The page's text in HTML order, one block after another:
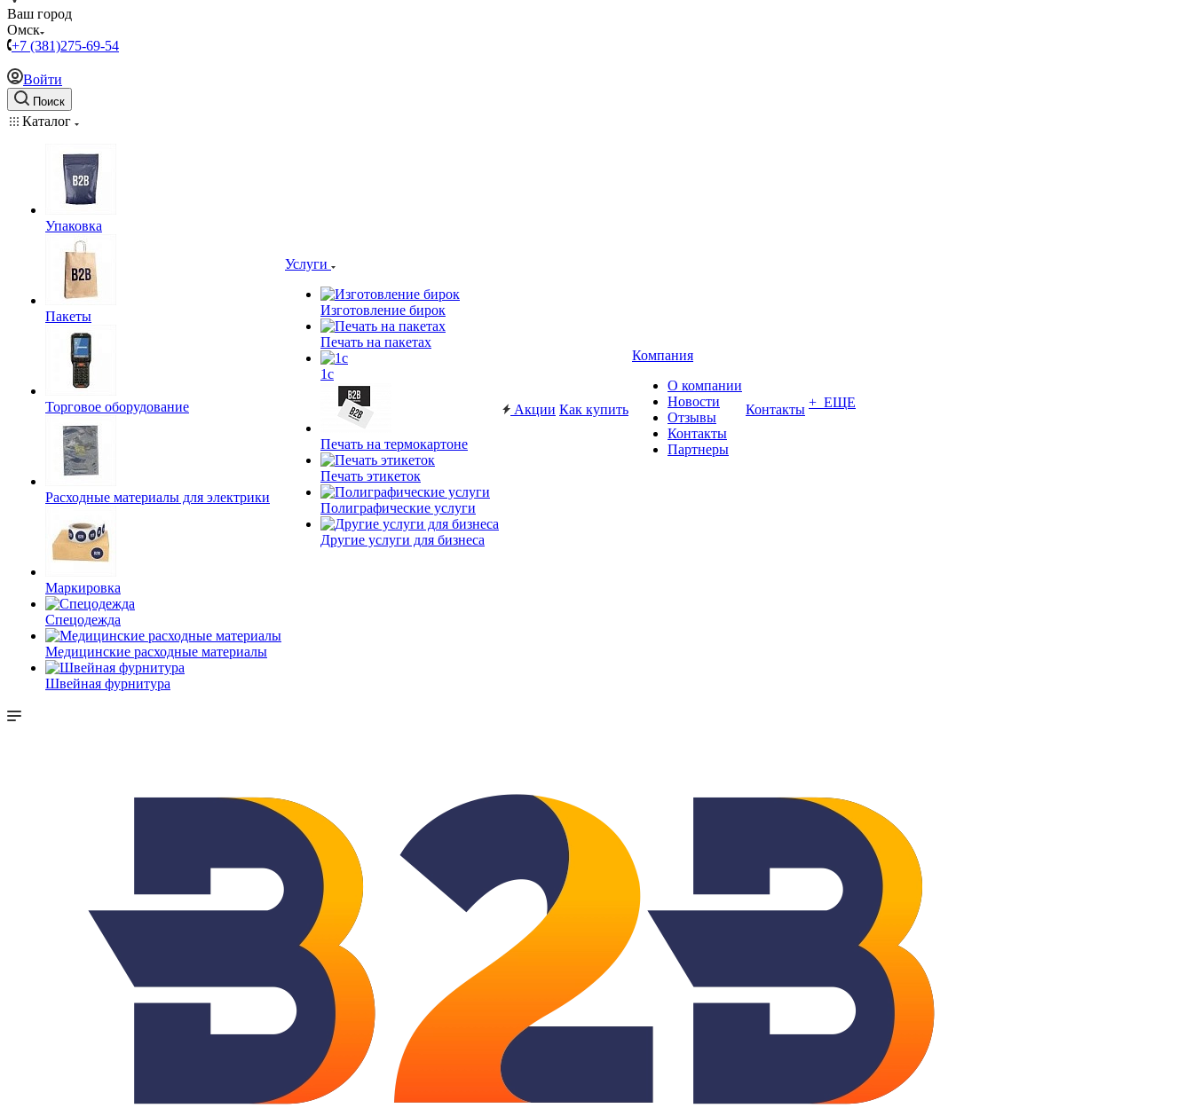
Ваш город
Омск
+7 (381)275-69-54
Войти
Поиск
Каталог
Упаковка
Пакеты
Торговое оборудование
Расходные материалы для электрики
Маркировка
Спецодежда
Медицинские расходные материалы
Швейная фурнитура
Услуги
Изготовление бирок
Печать на пакетах
1c
Печать на термокартоне
Печать этикеток
Полиграфические услуги
Другие услуги для бизнеса
Акции Как купить
Компания
О компании
Новости
Отзывы
Контакты
Партнеры
Контакты + ЕЩЕ